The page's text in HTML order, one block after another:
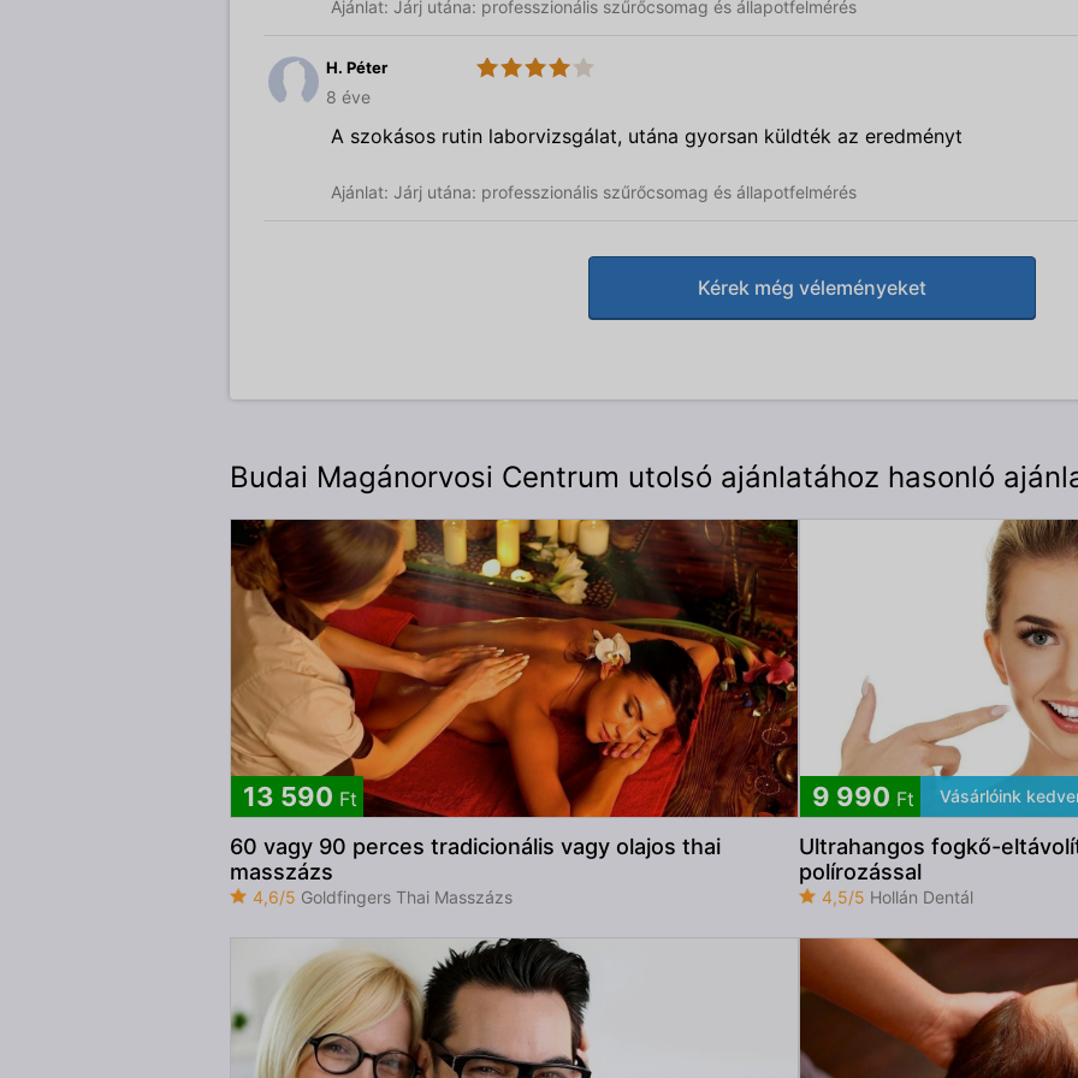
Ajánlat: Járj utána: professzionális szűrőcsomag és állapotfelmérés
H. Péter
4.0
8 éve
A szokásos rutin laborvizsgálat, utána gyorsan küldték az eredményt
Ajánlat: Járj utána: professzionális szűrőcsomag és állapotfelmérés
Kérek még véleményeket
Budai Magánorvosi Centrum utolsó ajánlatához hasonló
13 590 Ft
60 vagy 90 perces tradicionális vagy olajos thai
masszázs
4,6/5 Goldfingers Thai Masszázs
9 990 Ft Vásárlóink
Ultrahangos fogkő-
polírozással
4,5/5 Hollán Dentál